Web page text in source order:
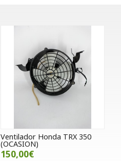
Ventilador Honda TRX 350
(OCASION)
150,00€